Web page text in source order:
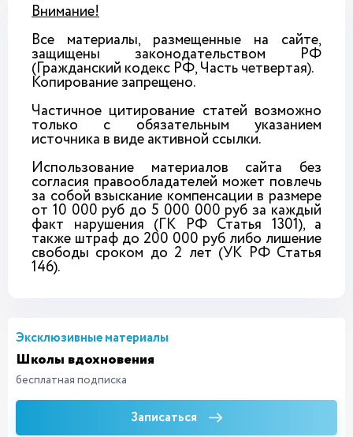
Внимание!
Все материалы, размещенные на сайте,
защищены законодательством РФ
(Гражданский кодекс РФ, Часть четвертая).
Копирование запрещено.
Частичное цитирование статей возможно
только с обязательным указанием
источника в виде активной ссылки.
Использование материалов сайта без
согласия правообладателей может повлечь
за собой взыскание компенсации в размере
от 10 000 руб до 5 000 000 руб за каждый
факт нарушения (ГК РФ Статья 1301), а
также штраф до 200 000 руб либо лишение
свободы сроком до 2 лет (УК РФ Статья
146).
Эксклюзивные материалы
Школы вдохновения
бесплатная подписка
Записаться